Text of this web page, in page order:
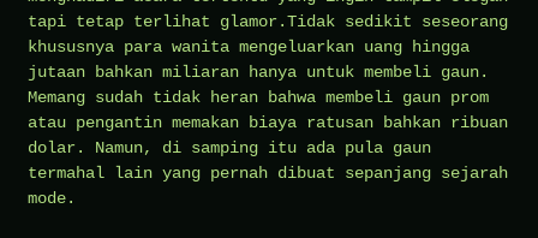
tapi tetap terlihat glamor.Tidak sedikit seseorang
khususnya para wanita mengeluarkan uang hingga
jutaan bahkan miliaran hanya untuk membeli gaun.
Memang sudah tidak heran bahwa membeli gaun prom
atau pengantin memakan biaya ratusan bahkan ribuan
dolar. Namun, di samping itu ada pula gaun
termahal lain yang pernah dibuat sepanjang sejarah
mode.